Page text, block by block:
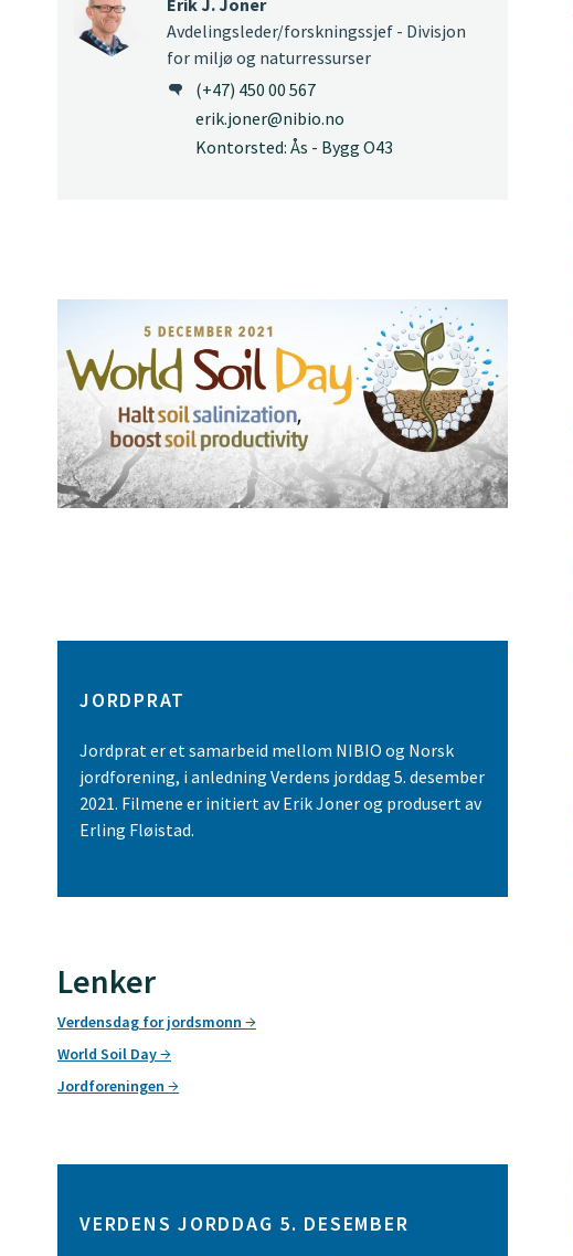
Avdelingsleder/forskningssjef - Divisjon
for miljø og naturressurser
(+47) 450 00 567
erik.joner@nibio.no
Kontorsted: Ås - Bygg O43
JORDPRAT
Jordprat er et samarbeid mellom NIBIO og Norsk
jordforening, i anledning Verdens jorddag 5. desember
2021. Filmene er initiert av Erik Joner og produsert av
Erling Fløistad.
Lenker
Verdensdag for jordsmonn
World Soil Day
Jordforeningen
VERDENS JORDDAG 5. DESEMBER